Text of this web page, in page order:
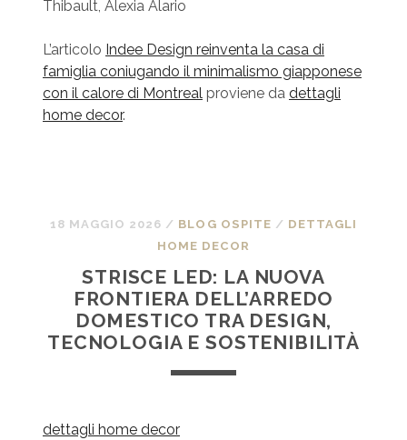
Thibault, Alexia Alario
L’articolo Indee Design reinventa la casa di
famiglia coniugando il minimalismo giapponese
con il calore di Montrealproviene da dettagli
home decor.
18 MAGGIO 2026 / BLOG OSPITE / DETTAGLI
HOME DECOR
STRISCE LED: LA NUOVA
FRONTIERA DELL’ARREDO
DOMESTICO TRA DESIGN,
TECNOLOGIA E SOSTENIBILITÀ
dettagli home decor